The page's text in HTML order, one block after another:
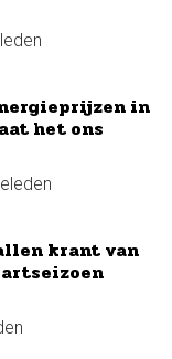
in
het ons
krant van